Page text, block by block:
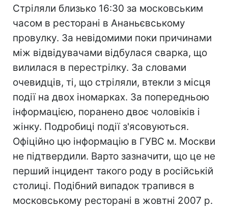
Стріляли близько 16:30 за московським
часом в ресторані в Ананьєвському
провулку. За невідомими поки причинами
між відвідувачами відбулася сварка, що
вилилася в перестрілку. За словами
очевидців, ті, що стріляли, втекли з місця
події на двох іномарках. За попередньою
інформацією, поранено двоє чоловіків і
жінку. Подробиці події з'ясовуються.
Офіційно цю інформацію в ГУВС м. Москви
не підтвердили. Варто зазначити, що це не
перший інцидент такого роду в російській
столиці. Подібний випадок трапився в
московському ресторані в жовтні 2007 р.